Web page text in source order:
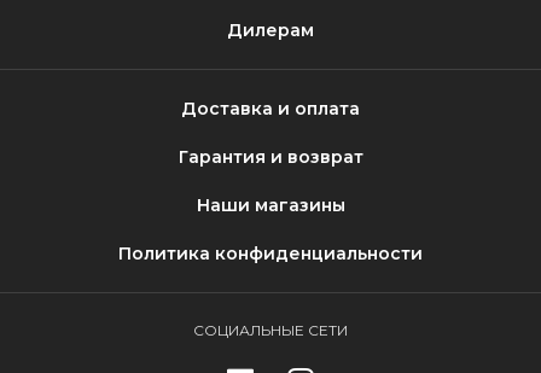
Дилерам
Доставка и оплата
Гарантия и возврат
Наши магазины
Политика конфиденциальности
СОЦИАЛЬНЫЕ СЕТИ